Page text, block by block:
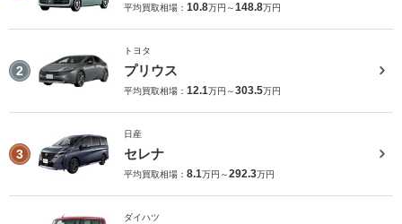
平均買取相場： 10.8万円～148.8万円
2
トヨタ
プリウス
平均買取相場： 12.1万円～303.5万円
3
日産
セレナ
平均買取相場： 8.1万円～292.3万円
ダイハツ